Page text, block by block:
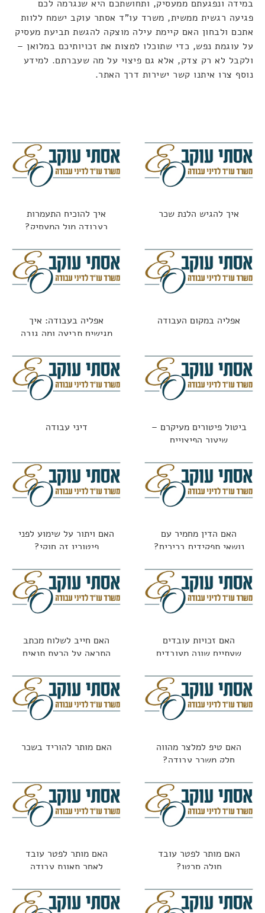
במידה ונפגעתם ממעסיק, ותחושתכם היא שנגרמה לכם
פגיעה רגשית ממשית, משרד עו"ד אסתר עוקב ישמח ללוות
אתכם ולבחון האם קיימת עילה מוצקה להגשת תביעת מעסיק
על עוגמת נפש, כדי שתוכלו למצות את זכויותיכם במלואן –
ולקבל לא רק צדק, אלא גם פיצוי על מה שעברתם. למידע
נוסף צרו איתנו קשר ישירות דרך האתר.
איך להגיש הלנת שכר
איך להוכיח התעמרות
בעבודה מול המעסיק?
אפליה במקום העבודה
אפליה בעבודה: איך
מגישים תביעה ומה גובה
ביטול פיטורים מעיקרם –
שיעור הפיצויים
דיני עבודה
האם הדין מחמיר עם
נושאי תפקידים בכירים?
האם ויתור על שימוע לפני
פיטורין זה חוקי?
האם זכויות עובדים
שעתיים שונה מעובדים
האם חייב לשלוח מכתב
התראה על הרעת תנאים
האם טיפ למלצר מהווה
חלק משכר עבודה?
האם מותר להוריד בשכר
האם מותר לפטר עובד
חולה סרטן?
האם מותר לפטר עובד
לאחר תאונת עבודה